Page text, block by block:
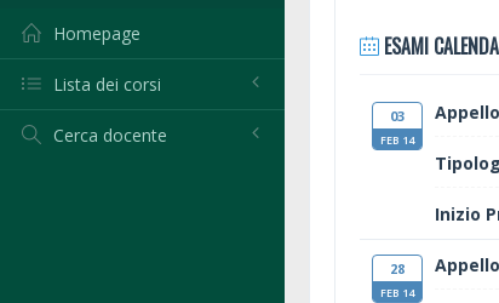
Homepage
Lista dei corsi
Cerca docente
ESAMI
03
FEB 14
Inizio
28
FEB 14